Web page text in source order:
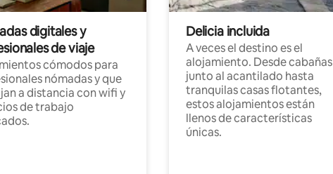
digitales y
de viaje
cómodos para
nómadas y que
a distancia con wifi y
de trabajo
Delicia incluida
A veces el destino es el
alojamiento. Desde cabañas
junto al acantilado hasta
tranquilas casas flotantes,
estos alojamientos están
llenos de características
únicas.